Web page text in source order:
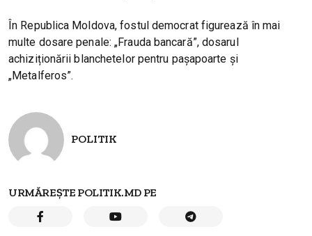
În Republica Moldova, fostul democrat figurează în mai
multe dosare penale: „Frauda bancară”, dosarul
achiziționării blanchetelor pentru pașapoarte și
„Metalferos”.
POLITIK
URMĂREȘTE POLITIK.MD PE